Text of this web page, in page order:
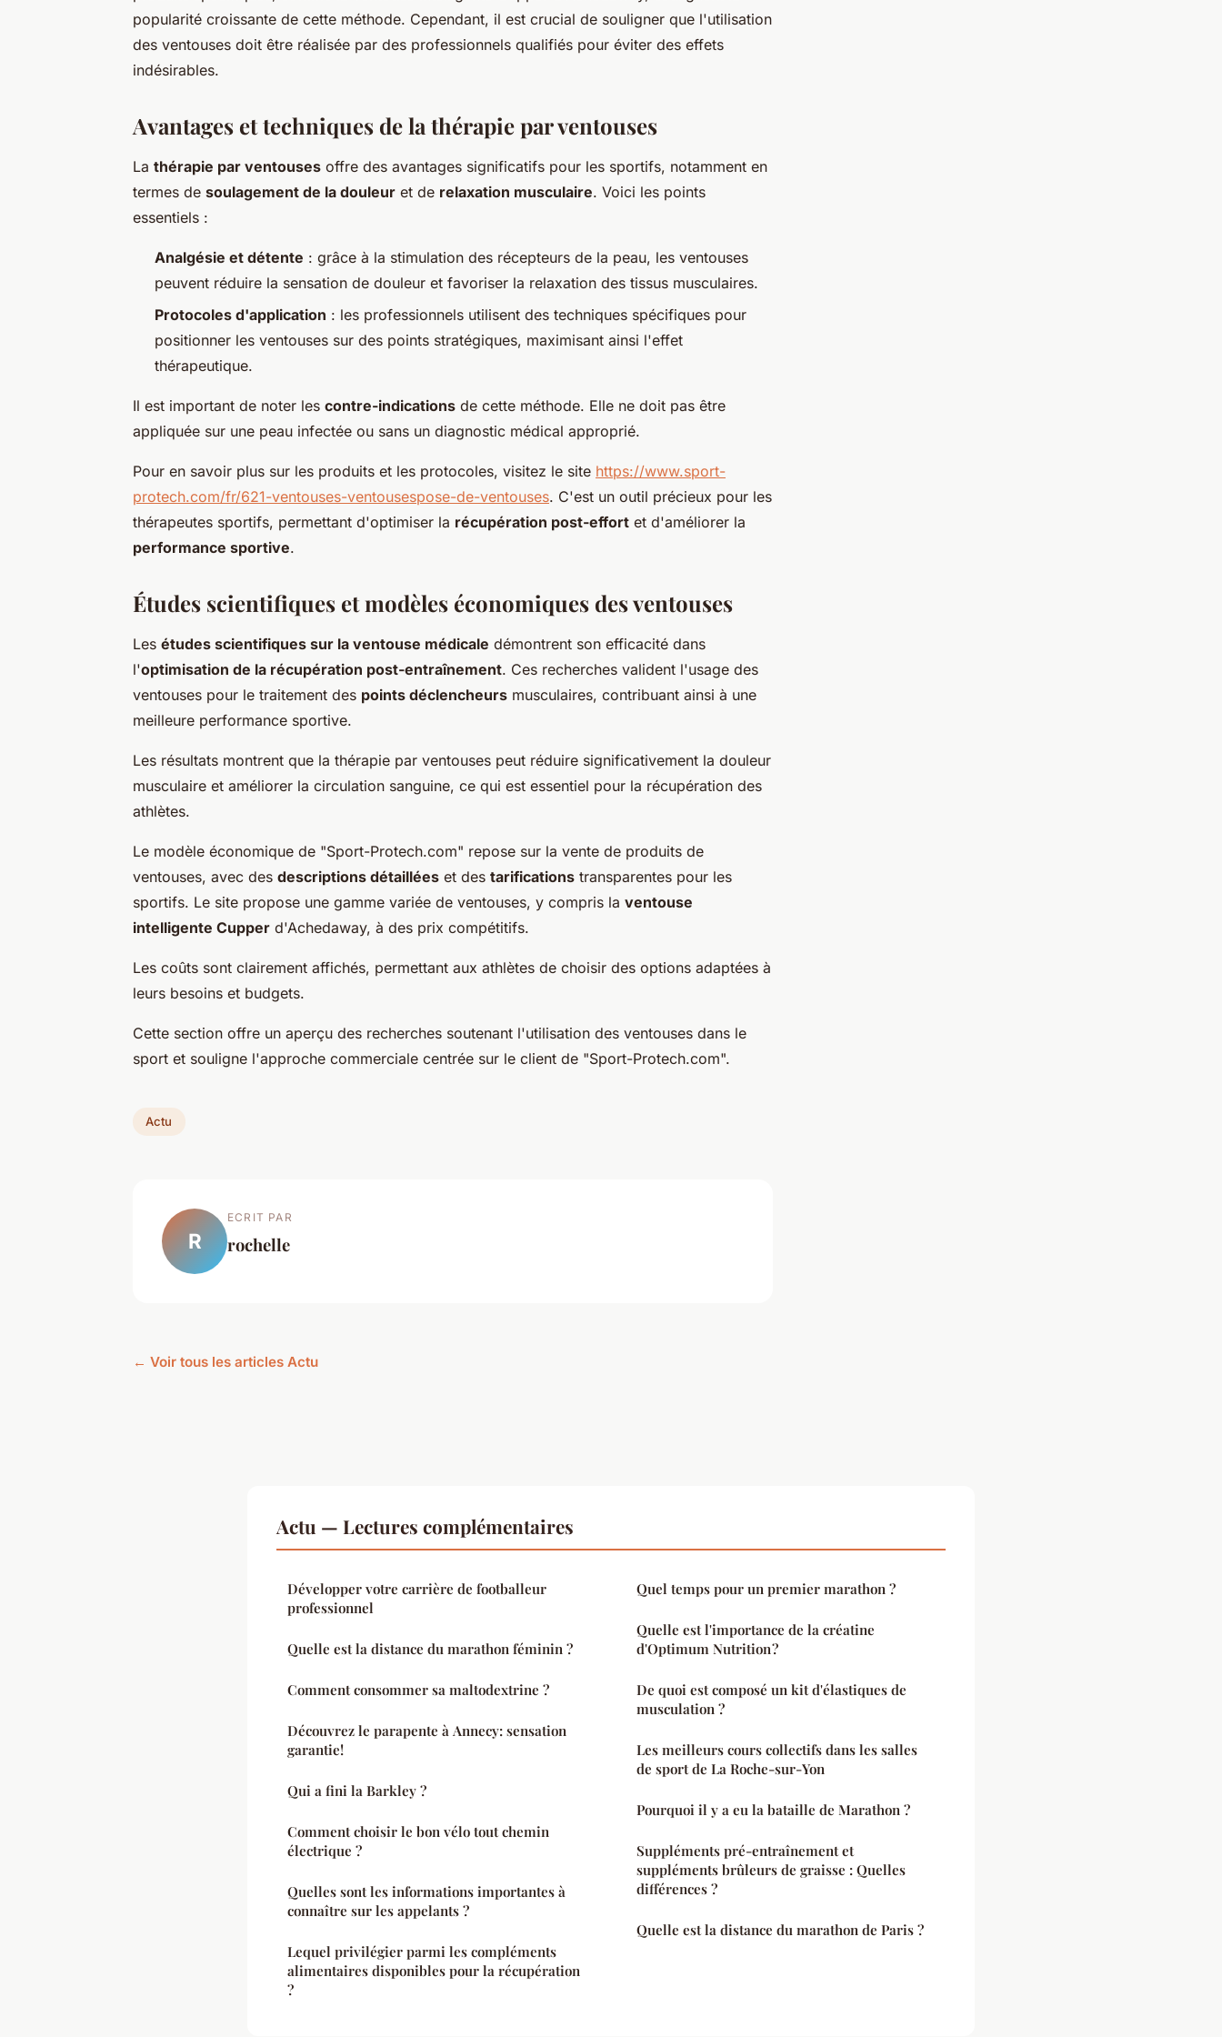
popularité croissante de cette méthode. Cependant, il est crucial de souligner que l'utilisation
des ventouses doit être réalisée par des professionnels qualifiés pour éviter des effets
indésirables.
Avantages et techniques de la thérapie par ventouses
La thérapie par ventouses offre des avantages significatifs pour les sportifs, notamment en
termes de soulagement de la douleur et de relaxation musculaire. Voici les points
essentiels :
Analgésie et détente : grâce à la stimulation des récepteurs de la peau, les ventouses
peuvent réduire la sensation de douleur et favoriser la relaxation des tissus musculaires.
Protocoles d'application : les professionnels utilisent des techniques spécifiques pour
positionner les ventouses sur des points stratégiques, maximisant ainsi l'effet
thérapeutique.
Il est important de noter les contre-indications de cette méthode. Elle ne doit pas être
appliquée sur une peau infectée ou sans un diagnostic médical approprié.
Pour en savoir plus sur les produits et les protocoles, visitez le site https://www.sport-
protech.com/fr/621-ventouses-ventousespose-de-ventouses. C'est un outil précieux pour les
thérapeutes sportifs, permettant d'optimiser la récupération post-effort et d'améliorer la
performance sportive.
Études scientifiques et modèles économiques des ventouses
Les études scientifiques sur la ventouse médicale démontrent son efficacité dans
l'optimisation de la récupération post-entraînement. Ces recherches valident l'usage des
ventouses pour le traitement des points déclencheurs musculaires, contribuant ainsi à une
meilleure performance sportive.
Les résultats montrent que la thérapie par ventouses peut réduire significativement la douleur
musculaire et améliorer la circulation sanguine, ce qui est essentiel pour la récupération des
athlètes.
Le modèle économique de "Sport-Protech.com" repose sur la vente de produits de
ventouses, avec des descriptions détaillées et des tarifications transparentes pour les
sportifs. Le site propose une gamme variée de ventouses, y compris la ventouse
intelligente Cupper d'Achedaway, à des prix compétitifs.
Les coûts sont clairement affichés, permettant aux athlètes de choisir des options adaptées à
leurs besoins et budgets.
Cette section offre un aperçu des recherches soutenant l'utilisation des ventouses dans le
sport et souligne l'approche commerciale centrée sur le client de "Sport-Protech.com".
Actu
R
ECRIT PAR
rochelle
← Voir tous les articles Actu
Actu — Lectures complémentaires
Développer votre carrière de footballeur
professionnel
Quelle est la distance du marathon féminin ?
Comment consommer sa maltodextrine ?
Découvrez le parapente à Annecy: sensation
garantie!
Qui a fini la Barkley ?
Comment choisir le bon vélo tout chemin
électrique ?
Quelles sont les informations importantes à
connaître sur les appelants ?
Lequel privilégier parmi les compléments
alimentaires disponibles pour la récupération
?
Quel temps pour un premier marathon ?
Quelle est l'importance de la créatine
d'Optimum Nutrition ?
De quoi est composé un kit d'élastiques de
musculation ?
Les meilleurs cours collectifs dans les salles
de sport de La Roche-sur-Yon
Pourquoi il y a eu la bataille de Marathon ?
Suppléments pré-entraînement et
suppléments brûleurs de graisse : Quelles
différences ?
Quelle est la distance du marathon de Paris ?